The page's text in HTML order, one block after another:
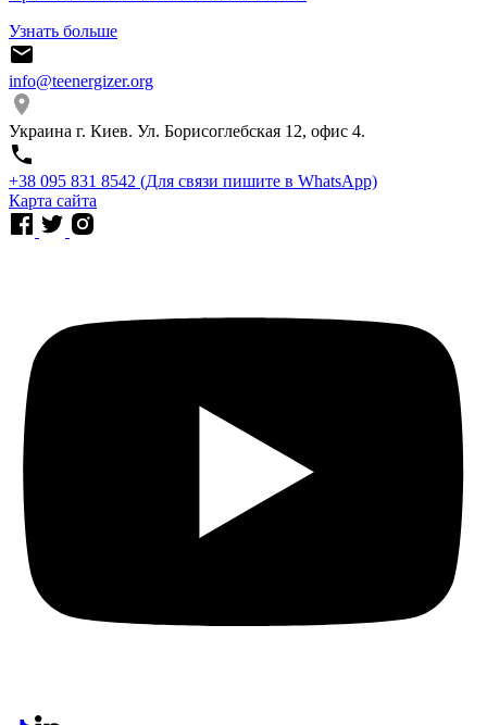
Узнать больше
info@teenergizer.org
Украина г. Киев. Ул. Борисоглебская 12, офис 4.
⁨+38 095 831 8542⁩ (Для связи пишите в WhatsApp)
Карта сайта